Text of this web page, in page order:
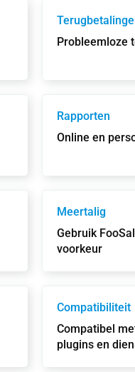
Probleemloze
Rapporten
Online en
Meertalig
Gebruik
voorkeur
Compatibiliteit
Compatibel
plugins en